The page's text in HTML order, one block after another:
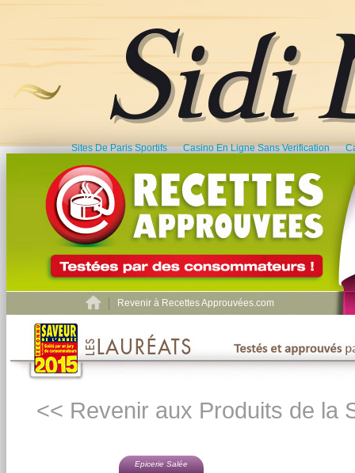
Sites De Paris Sportifs Casino En Ligne Sans Verification
Revenir à Recettes Approuvées.com
<< Revenir aux Produits de la
Epicerie Salée